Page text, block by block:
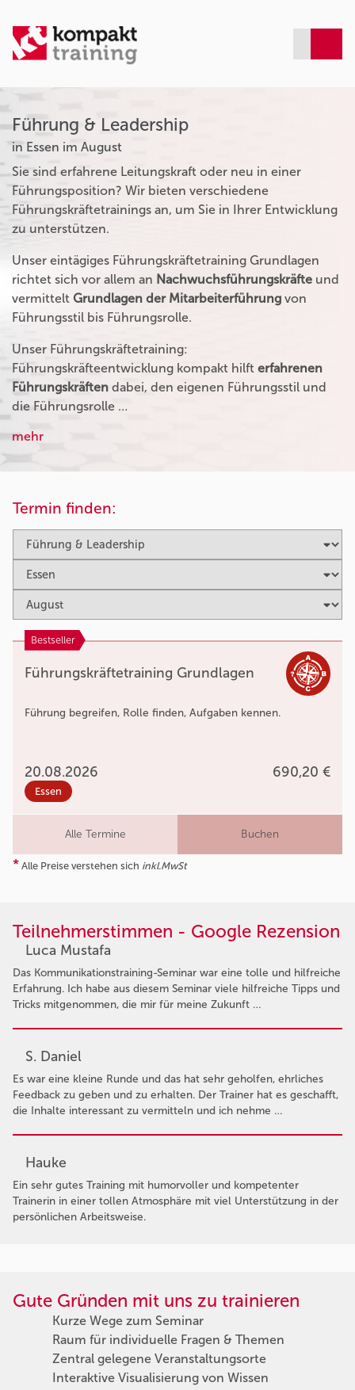
Führung & Leadership
in Essen im August
Sie sind erfahrene Leitungskraft oder neu in einer
Führungsposition? Wir bieten verschiedene
Führungskräftetrainings an, um Sie in Ihrer Entwicklung
zu unterstützen.
Unser eintägiges Führungskräftetraining Grundlagen
richtet sich vor allem an Nachwuchsführungskräfte und
vermittelt Grundlagen der Mitarbeiterführung von
Führungsstil bis Führungsrolle.
Unser Führungskräftetraining:
Führungskräfteentwicklung kompakt hilft erfahrenen
Führungskräften dabei, den eigenen Führungsstil und
die Führungsrolle …
mehr
Termin finden:
Bestseller
Führungskräftetraining Grundlagen
Führung begreifen, Rolle finden, Aufgaben kennen.
20.08.2026 690,20 €
Essen
Alle Termine Buchen
* Alle Preise verstehen sich inkl.MwSt
Teilnehmerstimmen - Google Rezension
Luca Mustafa
Das Kommunikationstraining-Seminar war eine tolle und hilfreiche
Erfahrung. Ich habe aus diesem Seminar viele hilfreiche Tipps und
Tricks mitgenommen, die mir für meine Zukunft …
S. Daniel
Es war eine kleine Runde und das hat sehr geholfen, ehrliches
Feedback zu geben und zu erhalten. Der Trainer hat es geschafft,
die Inhalte interessant zu vermitteln und ich nehme …
Hauke
Ein sehr gutes Training mit humorvoller und kompetenter
Trainerin in einer tollen Atmosphäre mit viel Unterstützung in der
persönlichen Arbeitsweise.
Gute Gründen mit uns zu trainieren
Kurze Wege zum Seminar
Raum für individuelle Fragen & Themen
Zentral gelegene Veranstaltungsorte
Interaktive Visualisierung von Wissen